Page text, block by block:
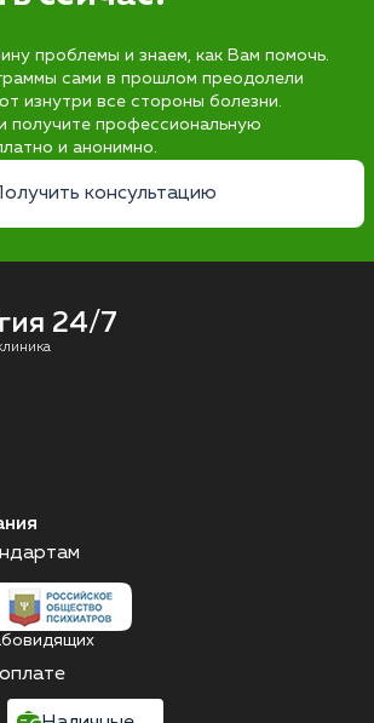
проблемы и знаем, как Вам помочь.
сами в прошлом преодолели
изнутри все стороны болезни.
получите профессиональную
и анонимно.
консультацию
24/7